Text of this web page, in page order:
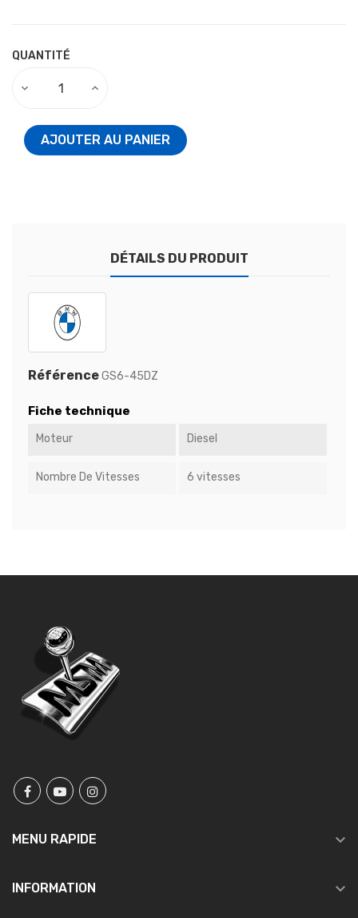
QUANTITÉ
AJOUTER AU PANIER
DÉTAILS DU PRODUIT
RéférenceGS6-45DZ
Fiche technique
Moteur Diesel
Nombre De Vitesses 6 vitesses
MENU RAPIDE 
INFORMATION 